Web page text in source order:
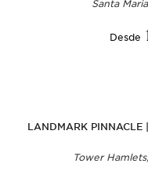
Santa
Desde
LANDMARK PINNACLE
Tower